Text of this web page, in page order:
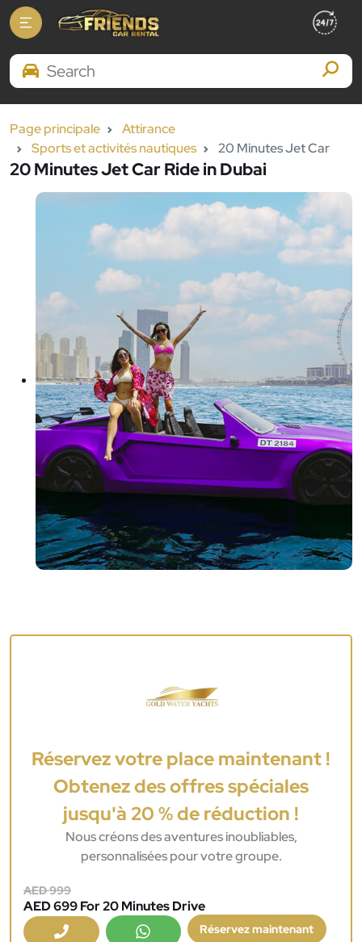
Search Brands
Page principale
Attirance
Sports et activités nautiques
20 Minutes Jet Car
20 Minutes Jet Car Ride in Dubai
Réservez votre place maintenant !
Obtenez des offres spéciales
jusqu'à 20 % de réduction !
Nous créons des aventures inoubliables,
personnalisées pour votre groupe.
AED 999
AED 699 For 20 Minutes Drive
Réservez maintenant